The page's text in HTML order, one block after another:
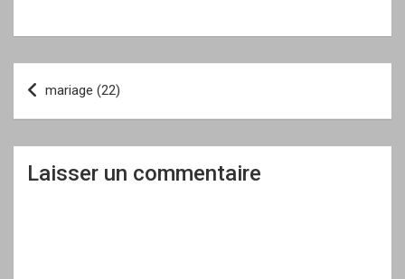
Navigation
de
mariage (22)
Laisser un commentaire